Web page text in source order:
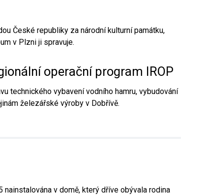
České republiky za národní kulturní památku,
v Plzni ji spravuje.
operační program IROP
technického vybavení vodního hamru, vybudování
železářské výroby v Dobřívě.
v domě, který dříve obývala rodina